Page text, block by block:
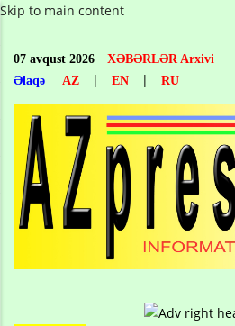
Skip to main content
07 avqust 2026 XƏBƏRLƏR Arxivi
Əlaqə
AZ | EN | RU